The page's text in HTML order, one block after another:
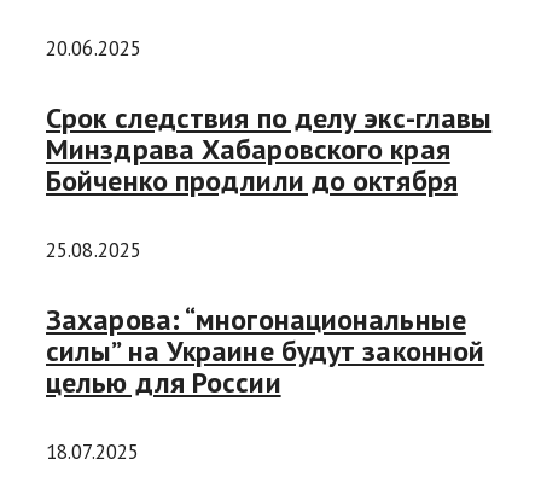
20.06.2025
Срок следствия по делу экс-главы
Минздрава Хабаровского края
Бойченко продлили до октября
25.08.2025
Захарова: “многонациональные
силы” на Украине будут законной
целью для России
18.07.2025